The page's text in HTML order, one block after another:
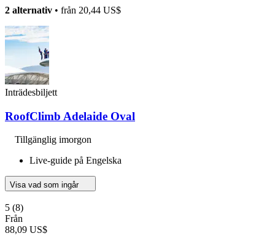
2 alternativ • från 20,44 US$
Inträdesbiljett
RoofClimb Adelaide Oval
Tillgänglig imorgon
Live-guide på Engelska
Visa vad som ingår
5 (8)
Från
88,09 US$